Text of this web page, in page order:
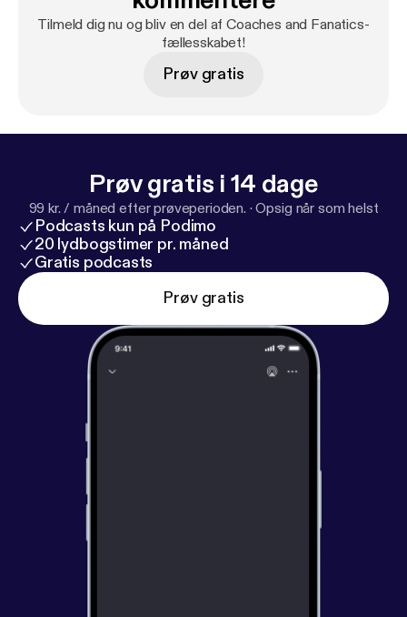
Tilmeld dig nu og bliv en del af Coaches and Fanatics-
fællesskabet!
Prøv gratis
Prøv gratis i 14 dage
99 kr. / måned efter prøveperioden. ·Opsig når som helst
Podcasts kun på Podimo
20 lydbogstimer pr. måned
Gratis podcasts
Prøv gratis